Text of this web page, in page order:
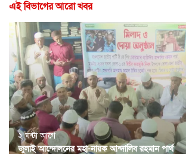
এই বিভাগের আরো খবর
২ ঘন্টা আগে
জুলাই আন্দোলনের মহা-নায়ক আন্দালিব রহমান পার্থ